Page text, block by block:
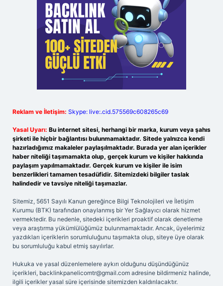
Reklam ve İletişim: Skype: live:.cid.575569c608265c69
Yasal Uyarı: Bu internet sitesi, herhangi bir marka, kurum veya şahıs
şirketi ile hiçbir bağlantısı bulunmamaktadır. Sitede yalnızca kendi
hazırladığımız makaleler paylaşılmaktadır. Burada yer alan içerikler
haber niteliği taşımamakta olup, gerçek kurum ve kişiler hakkında
paylaşım yapılmamaktadır. Gerçek kurum ve kişiler ile isim
benzerlikleri tamamen tesadüfidir. Sitemizdeki bilgiler taslak
halindedir ve tavsiye niteliği taşımazlar.
Sitemiz, 5651 Sayılı Kanun gereğince Bilgi Teknolojileri ve İletişim
Kurumu (BTK) tarafından onaylanmış bir Yer Sağlayıcı olarak hizmet
vermektedir. Bu nedenle, sitedeki içerikleri proaktif olarak denetleme
veya araştırma yükümlülüğümüz bulunmamaktadır. Ancak, üyelerimiz
yazdıkları içeriklerin sorumluluğunu taşımakta olup, siteye üye olarak
bu sorumluluğu kabul etmiş sayılırlar.
Hukuka ve yasal düzenlemelere aykırı olduğunu düşündüğünüz
içerikleri, backlinkpanelicomtr@gmail.com adresine bildirmeniz halinde,
ilgili içerikler yasal süre içerisinde sitemizden kaldırılacaktır.